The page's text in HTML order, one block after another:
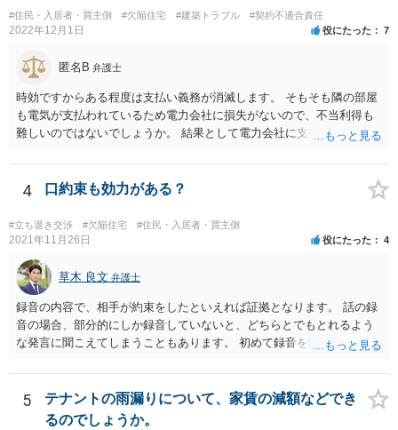
#住民・入居者・買主側 #欠陥住宅 #建築トラブル #契約不適合責任
2022年12月1日 役にたった 7
匿名B 弁護士
時効ですからある程度は支払い義務が消滅します。 そもそも隣の部屋
も電気が支払われているため電力会社に損失がないので、不当利得も
難しいのではないでしょうか。 結果として電力会社に支払拒絶をする
4 口約束も効力がある？
#立ち退き交渉 #欠陥住宅 #住民・入居者・買主側
2021年11月26日 役にたった 4
草木 良文 弁護士
録音の内容で、相手が約束をしたといえれば証拠となります。 話の録
音の場合、部分的にしか録音していないと、どちらとでもとれるよう
な発言に聞こえてしまうこともあります。 初めて録音を聞いた第三者
5
テナントの雨漏りについて、家賃の減額などでき
るのでしょうか。